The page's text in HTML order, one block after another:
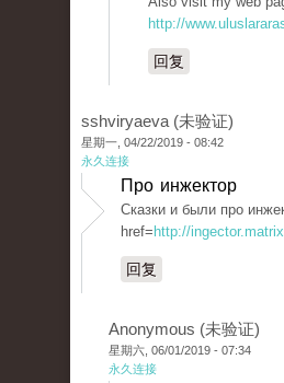
http://
回复
sshviryaeva (未验证)
星期一, 04/22/2019 - 08:42
永久连接
Про инжектор
Сказки и были про
href= http://
回复
Anonymous (未验证)
星期六, 06/01/2019 - 07:34
永久连接